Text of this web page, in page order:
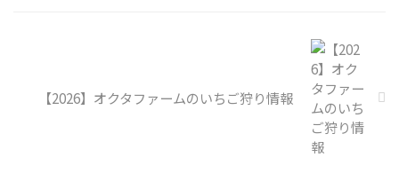
【2026】オクタファームのいちご狩り情報